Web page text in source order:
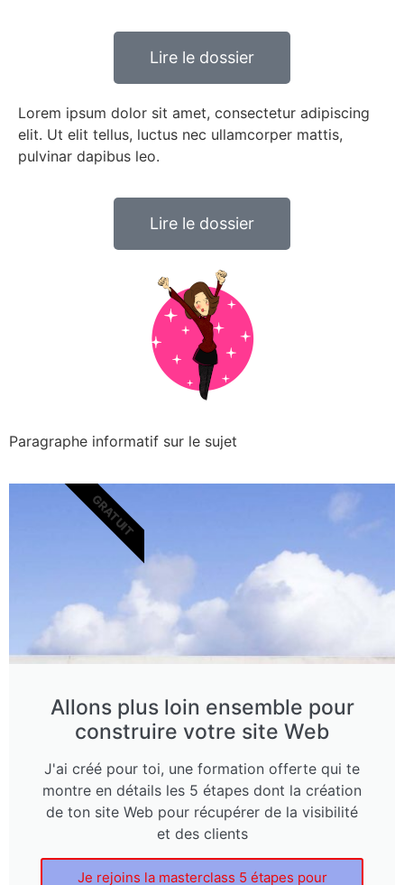
Lire le dossier
Lorem ipsum dolor sit amet, consectetur adipiscing
elit. Ut elit tellus, luctus nec ullamcorper mattis,
pulvinar dapibus leo.
Lire le dossier
Paragraphe informatif sur le sujet
Allons plus loin ensemble pour
construire votre site Web
J'ai créé pour toi, une formation offerte qui te
montre en détails les 5 étapes dont la création
de ton site Web pour récupérer de la visibilité
et des clients
Je rejoins la masterclass 5 étapes pour
GRATUIT